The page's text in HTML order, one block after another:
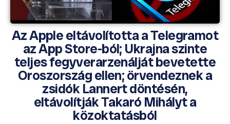
Az Apple eltávolította a Telegramot
az App Store-ból; Ukrajna szinte
teljes fegyverarzenálját bevetette
Oroszország ellen; örvendeznek a
zsidók Lannert döntésén,
eltávolítják Takaró Mihályt a
közoktatásból